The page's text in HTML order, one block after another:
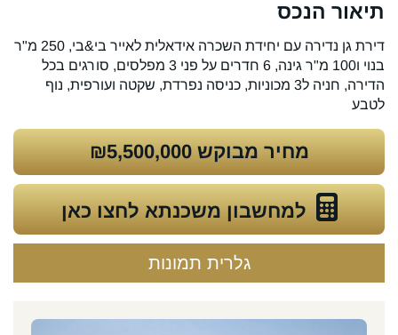
תיאור הנכס
דירת גן נדירה עם יחידת השכרה אידאלית לאייר בי&בי, 250 מ"ר
בנוי ו100 מ"ר גינה, 6 חדרים על פני 3 מפלסים, סורגים בכל
הדירה, חניה ל3 מכוניות, כניסה נפרדת, שקטה ועורפית, נוף
לטבע
מחיר מבוקש ₪5,500,000
למחשבון משכנתא לחצו כאן
גלרית תמונות